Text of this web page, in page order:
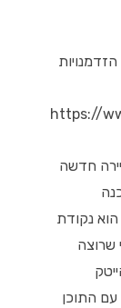
https://
חדשה
נקודת
שרוצה
עם התוכן